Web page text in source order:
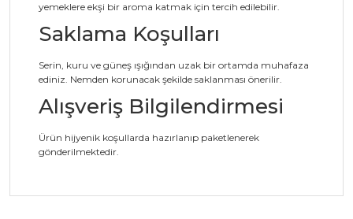
yemeklere ekşi bir aroma katmak için tercih edilebilir.
Saklama Koşulları
Serin, kuru ve güneş ışığından uzak bir ortamda muhafaza
ediniz. Nemden korunacak şekilde saklanması önerilir.
Alışveriş Bilgilendirmesi
Ürün hijyenik koşullarda hazırlanıp paketlenerek
gönderilmektedir.